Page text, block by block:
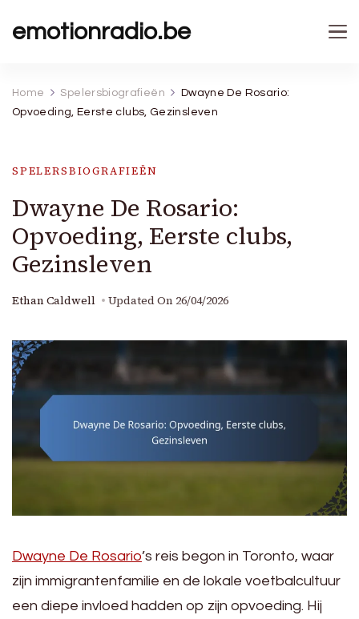
emotionradio.be
Home Spelersbiografieën
Dwayne De Rosario:
Opvoeding, Eerste clubs, Gezinsleven
SPELERSBIOGRAFIEËN
Dwayne De Rosario:
Opvoeding, Eerste clubs,
Gezinsleven
Ethan Caldwell Updated On 26/04/2026
Dwayne De Rosario’s reis begon in Toronto, waar
zijn immigrantenfamilie en de lokale voetbalcultuur
een diepe invloed hadden op zijn opvoeding. Hij